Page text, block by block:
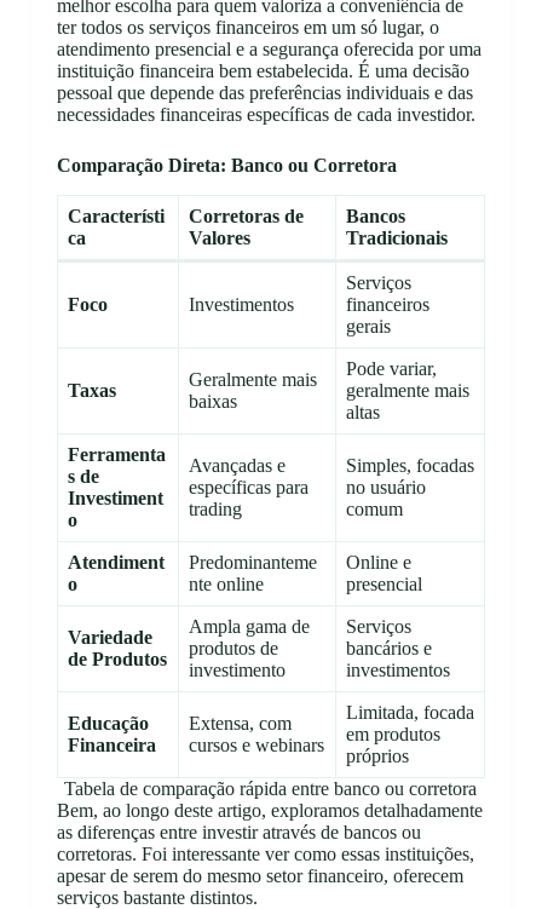
melhor escolha para quem valoriza a conveniência de
ter todos os serviços financeiros em um só lugar, o
atendimento presencial e a segurança oferecida por uma
instituição financeira bem estabelecida. É uma decisão
pessoal que depende das preferências individuais e das
necessidades financeiras específicas de cada investidor.
Comparação Direta: Banco ou Corretora
Característi
ca
Corretoras de
Valores
Bancos
Tradicionais
Foco Investimentos
Serviços
financeiros
gerais
Taxas
Geralmente mais
baixas
Pode variar,
geralmente mais
altas
Ferramenta
s de
Investiment
o
Avançadas e
específicas para
trading
Simples, focadas
no usuário
comum
Atendiment
o
Predominanteme
nte online
Online e
presencial
Variedade
de Produtos
Ampla gama de
produtos de
investimento
Serviços
bancários e
investimentos
Educação
Financeira
Extensa, com
cursos e webinars
Limitada, focada
em produtos
próprios
Tabela de comparação rápida entre banco ou corretora
Bem, ao longo deste artigo, exploramos detalhadamente
as diferenças entre investir através de bancos ou
corretoras. Foi interessante ver como essas instituições,
apesar de serem do mesmo setor financeiro, oferecem
serviços bastante distintos.